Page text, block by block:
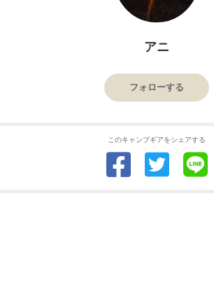
アニ
フォローする
このキャンプギアをシェアする